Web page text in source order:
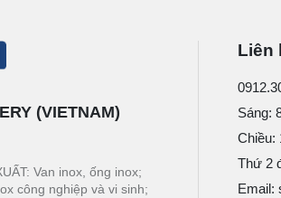
(VIETNAM)
Van inox, ống inox;
công nghiệp và vi sinh;
Liên
Sáng:
Chiều:
Thứ 2
Email: